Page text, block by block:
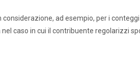
considerazione, ad esempio, per i
caso in cui il contribuente regolarizzi